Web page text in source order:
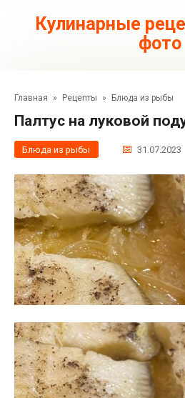
контентуКулинарные
фото
Главная » Рецепты » Блюда из рыбы
Палтус на луковой
Блюда из рыбы 31.07.2023